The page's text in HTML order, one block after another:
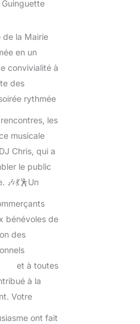
Guinguette
de la Mairie
en un
convivialité à
des
rythmée
les
musicale
Chris, qui a
le public
🎶💃🕺Un
bénévoles de
des
et à toutes
à la
Votre
ont fait